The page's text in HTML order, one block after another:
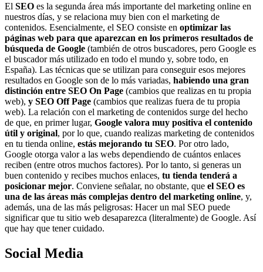
El SEO es la segunda área más importante del marketing online en
nuestros días, y se relaciona muy bien con el marketing de
contenidos. Esencialmente, el SEO consiste en optimizar las
páginas web para que aparezcan en los primeros resultados de
búsqueda de Google (también de otros buscadores, pero Google es
el buscador más utilizado en todo el mundo y, sobre todo, en
España). Las técnicas que se utilizan para conseguir esos mejores
resultados en Google son de lo más variadas, habiendo una gran
distinción entre SEO On Page (cambios que realizas en tu propia
web), y SEO Off Page (cambios que realizas fuera de tu propia
web). La relación con el marketing de contenidos surge del hecho
de que, en primer lugar, Google valora muy positiva el contenido
útil y original, por lo que, cuando realizas marketing de contenidos
en tu tienda online, estás mejorando tu SEO. Por otro lado,
Google otorga valor a las webs dependiendo de cuántos enlaces
reciben (entre otros muchos factores). Por lo tanto, si generas un
buen contenido y recibes muchos enlaces, tu tienda tenderá a
posicionar mejor. Conviene señalar, no obstante, que el SEO es
una de las áreas más complejas dentro del marketing online, y,
además, una de las más peligrosas: Hacer un mal SEO puede
significar que tu sitio web desaparezca (literalmente) de Google. Así
que hay que tener cuidado.
Social Media